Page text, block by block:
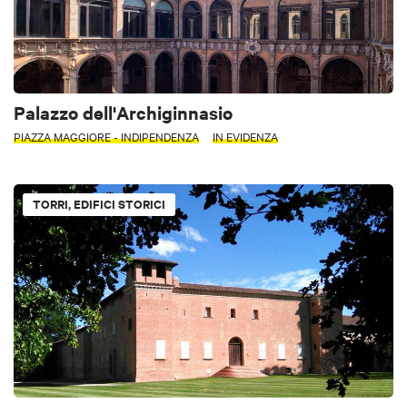
Palazzo dell'Archiginnasio
PIAZZA MAGGIORE - INDIPENDENZA IN EVIDENZA
TORRI, EDIFICI STORICI